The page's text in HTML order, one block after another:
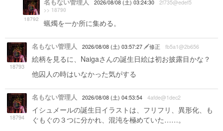
18792
名もない管理人 2026/08/08 (土) 03:24:30 2f735@edef5
>> 18790
蝋燭を一か所に集める。
18793
名もない管理人 2026/08/08 (土) 03:57:27 修正 fb5a1@2b656
絵柄を見るに、Naigaさんの誕生日絵は初お披露目かな？
他囚人の時はいなかった気がする
18794
名もない管理人 2026/08/08 (土) 04:53:54 4afde@1dec2
イシュメールの誕生日イラストは、フリフリ、異形化、も
ぐもぐの３つに分かれ、混沌を極めていた……。